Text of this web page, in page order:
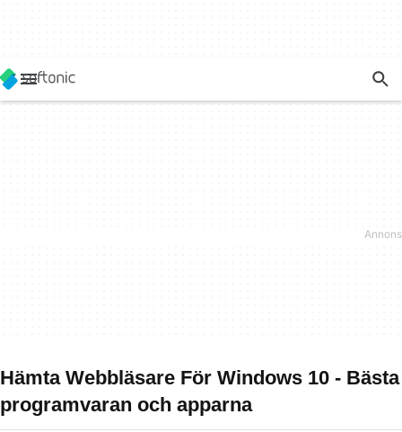
Hämta Webbläsare För Windows 10 - Bästa
programvaran och apparna